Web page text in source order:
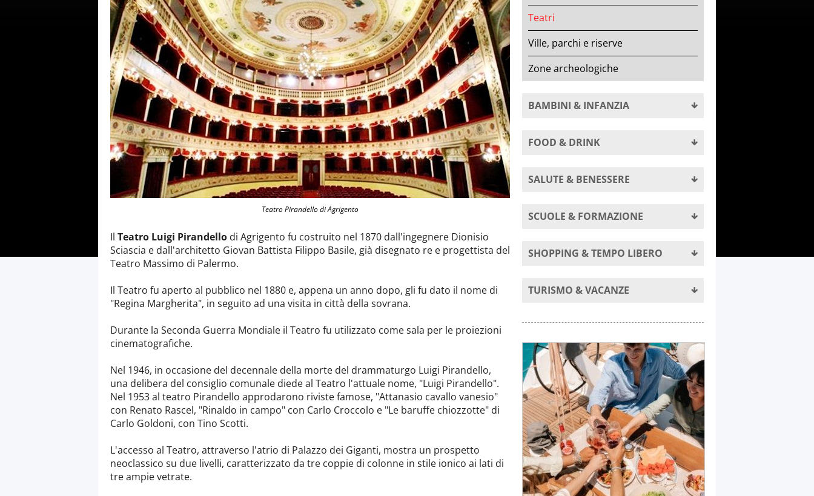
Teatro Pirandello di Agrigento
Il Teatro Luigi Pirandello di Agrigento fu costruito nel 1870 dall'ingegnere Dionisio
Sciascia e dall'architetto Giovan Battista Filippo Basile, già disegnato re e progettista del
Teatro Massimo di Palermo.
Il Teatro fu aperto al pubblico nel 1880 e, appena un anno dopo, gli fu dato il nome di
"Regina Margherita", in seguito ad una visita in città della sovrana.
Durante la Seconda Guerra Mondiale il Teatro fu utilizzato come sala per le proiezioni
cinematografiche.
Nel 1946, in occasione del decennale della morte del drammaturgo Luigi Pirandello,
una delibera del consiglio comunale diede al Teatro l'attuale nome, "Luigi Pirandello".
Nel 1953 al teatro Pirandello approdarono riviste famose, "Attanasio cavallo vanesio"
con Renato Rascel, "Rinaldo in campo" con Carlo Croccolo e "Le baruffe chiozzotte" di
Carlo Goldoni, con Tino Scotti.
L'accesso al Teatro, attraverso l'atrio di Palazzo dei Giganti, mostra un prospetto
neoclassico su due livelli, caratterizzato da tre coppie di colonne in stile ionico ai lati di
tre ampie vetrate.
Teatri
Ville, parchi e riserve
Zone archeologiche
BAMBINI & INFANZIA
FOOD & DRINK
SALUTE & BENESSERE
SCUOLE & FORMAZIONE
SHOPPING & TEMPO LIBERO
TURISMO & VACANZE